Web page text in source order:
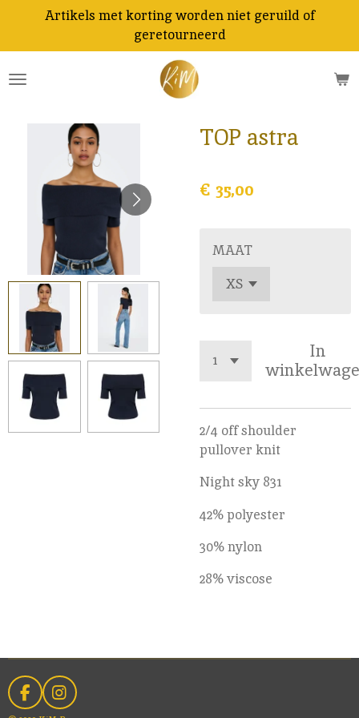
naar
de
Artikels met korting worden niet geruild of
geretourneerd
TOP astra
€ 35,00
MAAT
In
2/4 off shoulder
pullover knit
Night sky 831
42% polyester
30% nylon
28% viscose
F
a
I
n